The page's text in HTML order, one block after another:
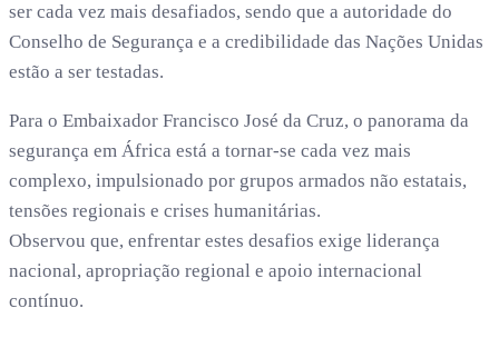
ser cada vez mais desafiados, sendo que a autoridade do
Conselho de Segurança e a credibilidade das Nações Unidas
estão a ser testadas.
Para o Embaixador Francisco José da Cruz, o panorama da
segurança em África está a tornar-se cada vez mais
complexo, impulsionado por grupos armados não estatais,
tensões regionais e crises humanitárias.
Observou que, enfrentar estes desafios exige liderança
nacional, apropriação regional e apoio internacional
contínuo.